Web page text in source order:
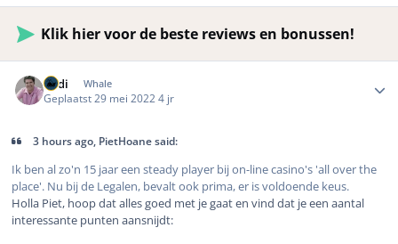
Klik hier voor de beste reviews en bonussen!
Rudi Whale
Geplaatst 29 mei 20224 jr
3 hours ago, PietHoane said:
Ik ben al zo'n 15 jaar een steady player bij on-line casino's 'all over the
place'. Nu bij de Legalen, bevalt ook prima, er is voldoende keus.
Holla Piet, hoop dat alles goed met je gaat en vind dat je een aantal
interessante punten aansnijdt: